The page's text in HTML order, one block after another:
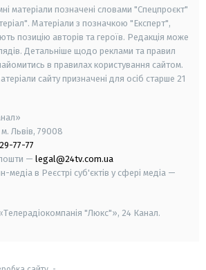
матеріали позначені словами "Спецпроєкт"
Матеріали з позначкою "Експерт",
позицію авторів та героїв. Редакція може
Детальніше щодо реклами та правил
в правилах користування сайтом.
сайту призначені для осіб старше 21
Львів, 79008
77-77
— legal@24tv.com.ua
медіа в Реєстрі суб'єктів у сфері медіа —
"Люкс"», 24 Канал.